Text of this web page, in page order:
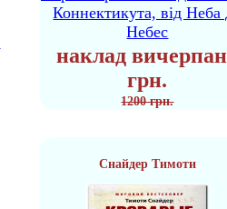
Коннектикута, від Неба
Небес
наклад
грн.
1200 грн.
Снайдер Тимоти